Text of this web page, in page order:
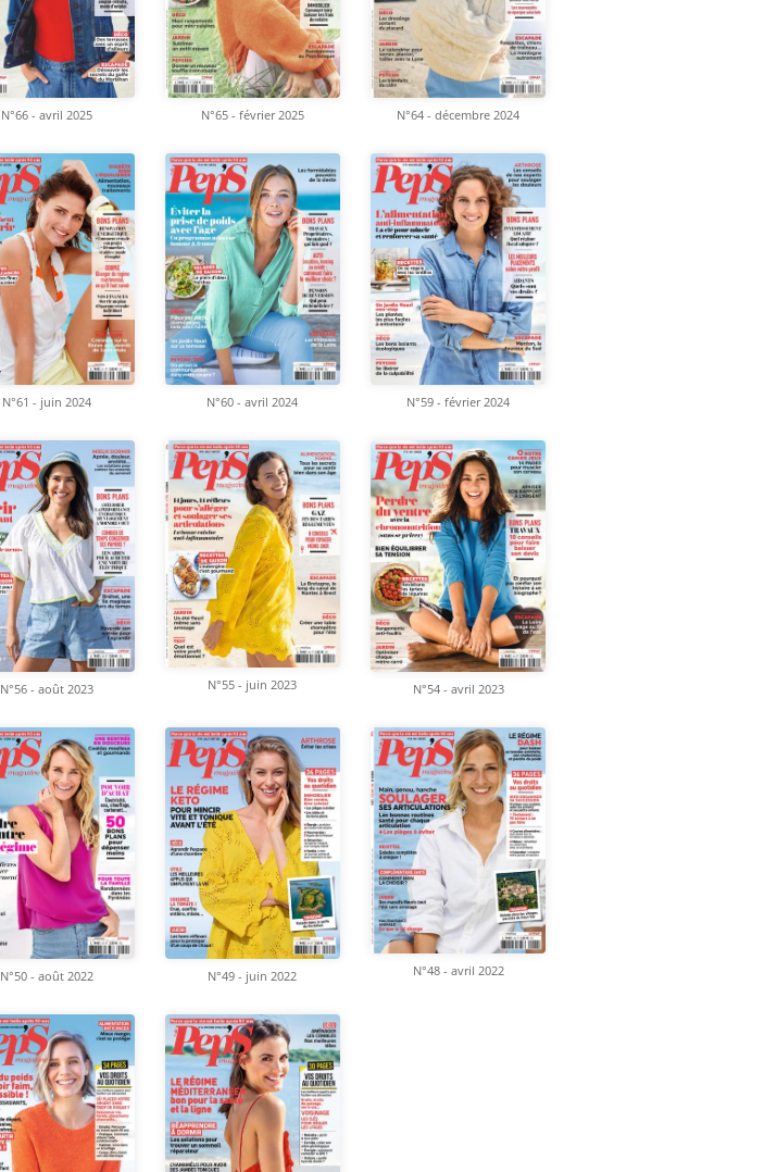
N°66 - avril 2025 N°65 - février 2025 N°64 - décembre 2024
N°61 - juin 2024 N°60 - avril 2024 N°59 - février 2024
N°56 - août 2023 N°55 - juin 2023 N°54 - avril 2023
N°50 - août 2022 N°49 - juin 2022 N°48 - avril 2022